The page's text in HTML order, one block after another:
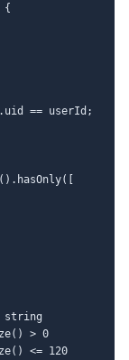
{
== userId;
string
> 0
<= 120